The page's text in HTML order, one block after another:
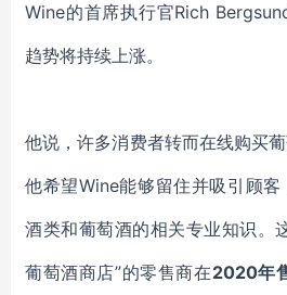
Wine的首席执行官Rich
趋势将持续上涨。
他说，许多消费者转而在线购买
他希望Wine能够留住并吸引顾客
酒类和葡萄酒的相关专业知识。
葡萄酒商店”的零售商在2020年